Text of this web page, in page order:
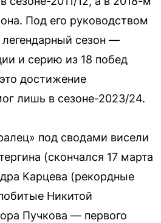
Под его руководством
сезон —
и серию из 18 побед
достижение
лишь в сезоне-2023/24.
под сводами висели
(скончался 17 марта
Карцева (рекордные
Никитой
Пучкова — первого